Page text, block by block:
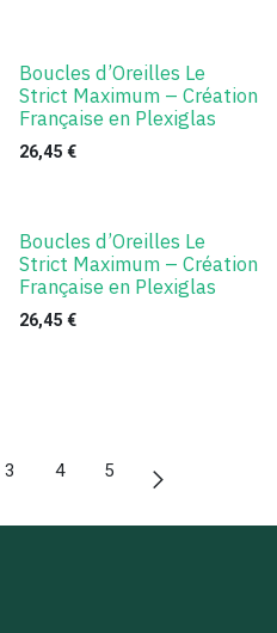
Boucles d’Oreilles Le
Strict Maximum – Création
Française en Plexiglas
26,45€
Boucles d’Oreilles Le
Strict Maximum – Création
Française en Plexiglas
26,45€
3 4 5